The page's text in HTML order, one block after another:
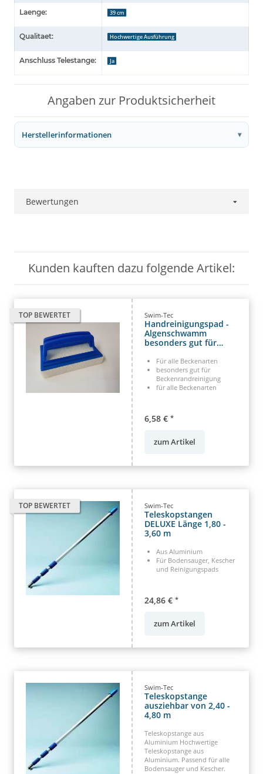
Laenge: 39 cm
Qualitaet: Hochwertige Ausführung
Anschluss Telestange: Ja
Angaben zur Produktsicherheit
Herstellerinformationen
Bewertungen
Kunden kauften dazu folgende Artikel:
TOP BEWERTET Swim-Tec
Handreinigungspad -
Algenschwamm
besonders gut für
Für alle Beckenarten
besonders gut für
Beckenrandreinigung
für alle Beckenarten
6,58 € *
zum Artikel
TOP BEWERTET Swim-Tec
Teleskopstangen
DELUXE Länge 1,80 -
3,60 m
Aus Aluminium
Für Bodensauger, Kescher
und Reinigungspads
24,86 € *
zum Artikel
Swim-Tec
Teleskopstange
ausziehbar von 2,40 -
4,80 m
Teleskopstange aus
Aluminium Hochwertige
Teleskopstange aus
Aluminium. Passend für alle
Bodensauger und Kescher.